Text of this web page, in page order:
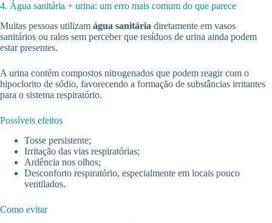
4. Água sanitária + urina: um erro mais comum do que parece
Muitas pessoas utilizam água sanitária diretamente em vasos
sanitários ou ralos sem perceber que resíduos de urina ainda podem
estar presentes.
A urina contém compostos nitrogenados que podem reagir com o
hipoclorito de sódio, favorecendo a formação de substâncias irritantes
para o sistema respiratório.
Possíveis efeitos
Tosse persistente;
Irritação das vias respiratórias;
Ardência nos olhos;
Desconforto respiratório, especialmente em locais pouco
ventilados.
Como evitar